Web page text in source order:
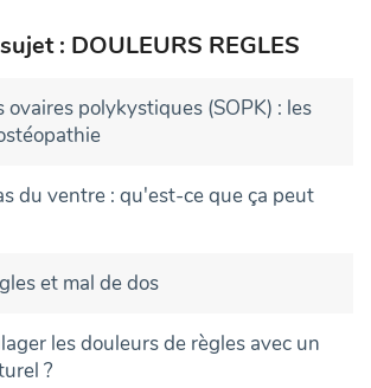
: DOULEURS REGLES
ovaires polykystiques (SOPK) : les
du ventre : qu'est-ce que ça peut
et mal de dos
les douleurs de règles avec un
?